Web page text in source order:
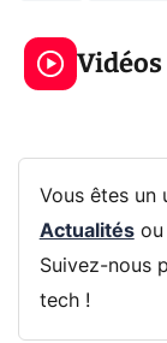
Vidéos
319€ ?
Vous êtes un
Actualitésou
Suivez-nous
tech !